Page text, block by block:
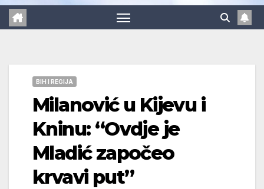
BIH I REGIJA
Milanović u Kijevu i
Kninu: “Ovdje je
Mladić započeo
krvavi put”